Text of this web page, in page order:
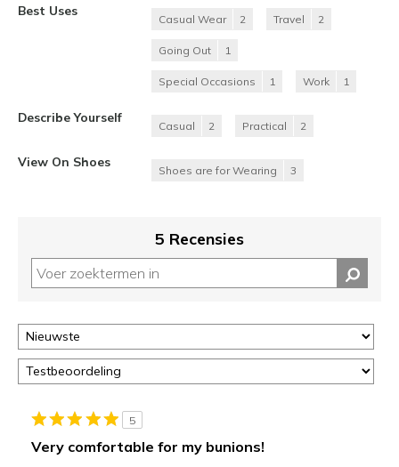
Best Uses
Casual Wear 2 Travel 2
Going Out 1
Special Occasions 1 Work 1
Describe Yourself
Casual 2 Practical 2
View On Shoes
Shoes are for Wearing 3
5 Recensies
5
Very comfortable for my bunions!